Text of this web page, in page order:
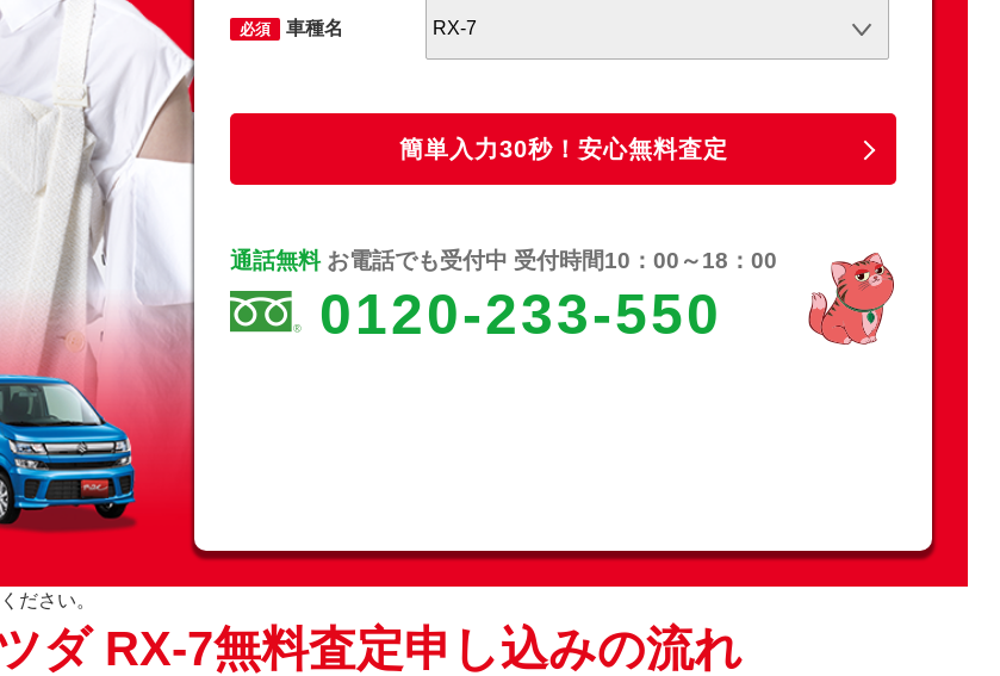
必須 車種名
簡単入力30秒！安心無料査定
通話無料お電話でも受付中 受付時間10：00～18：00
0120-233-550
ださい。
ダ RX-7無料査定申し込みの流れ